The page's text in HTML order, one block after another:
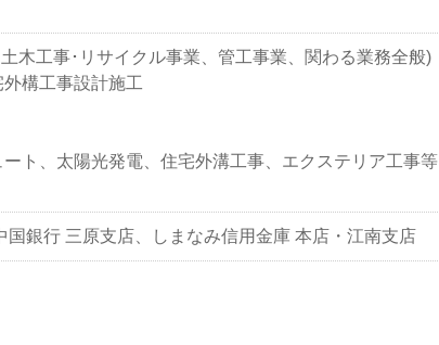
木工事･リサイクル事業、管工事業、関わる業務全般)
構工事設計施工
ト、太陽光発電、住宅外溝工事、エクステリア工事等
国銀行 三原支店、しまなみ信用金庫 本店・江南支店